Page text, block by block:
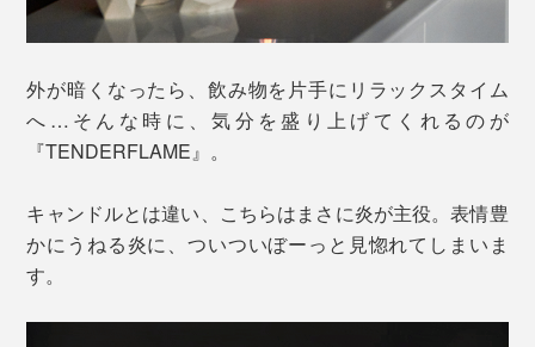
外が暗くなったら、飲み物を片手にリラックスタイム
へ…そんな時に、気分を盛り上げてくれるのが
『TENDERFLAME』。
キャンドルとは違い、こちらはまさに炎が主役。表情豊
かにうねる炎に、ついついぼーっと見惚れてしまいま
す。